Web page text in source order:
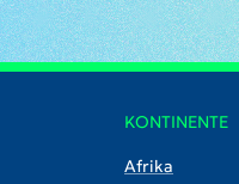
KONTINENTE
Afrika